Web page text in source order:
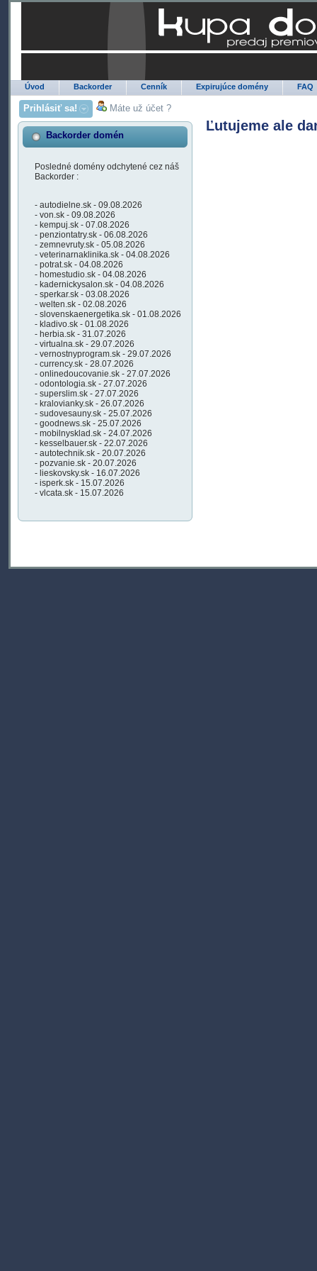
Úvod Backorder Cenník Expirujúce domény FAQ
Prihlásiť sa! Máte už účet ?
Backorder domén
Posledné domény odchytené cez náš
Backorder :
- autodielne.sk - 09.08.2026
- von.sk - 09.08.2026
- kempuj.sk - 07.08.2026
- penziontatry.sk - 06.08.2026
- zemnevruty.sk - 05.08.2026
- veterinarnaklinika.sk - 04.08.2026
- potrat.sk - 04.08.2026
- homestudio.sk - 04.08.2026
- kadernickysalon.sk - 04.08.2026
- sperkar.sk - 03.08.2026
- welten.sk - 02.08.2026
- slovenskaenergetika.sk - 01.08.2026
- kladivo.sk - 01.08.2026
- herbia.sk - 31.07.2026
- virtualna.sk - 29.07.2026
- vernostnyprogram.sk - 29.07.2026
- currency.sk - 28.07.2026
- onlinedoucovanie.sk - 27.07.2026
- odontologia.sk - 27.07.2026
- superslim.sk - 27.07.2026
- kralovianky.sk - 26.07.2026
- sudovesauny.sk - 25.07.2026
- goodnews.sk - 25.07.2026
- mobilnysklad.sk - 24.07.2026
- kesselbauer.sk - 22.07.2026
- autotechnik.sk - 20.07.2026
- pozvanie.sk - 20.07.2026
- lieskovsky.sk - 16.07.2026
- isperk.sk - 15.07.2026
- vlcata.sk - 15.07.2026
Ľutujeme ale